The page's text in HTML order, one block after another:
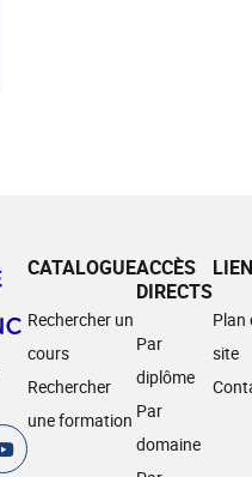
CATALOGUE
Rechercher un
cours
Rechercher
une formation
ACCÈS
DIRECTS
Par
diplôme
Par
domaine
Plan
site